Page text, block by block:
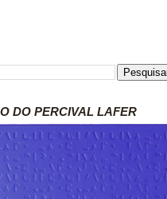
DO PERCIVAL LAFER